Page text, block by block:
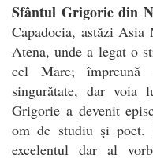
Sfântul Grigorie din
Capadocia, astăzi
Atena, unde a legat o
cel Mare;
singurătate, dar voia
Grigorie a devenit
om de studiu şi poet.
excelentul dar al